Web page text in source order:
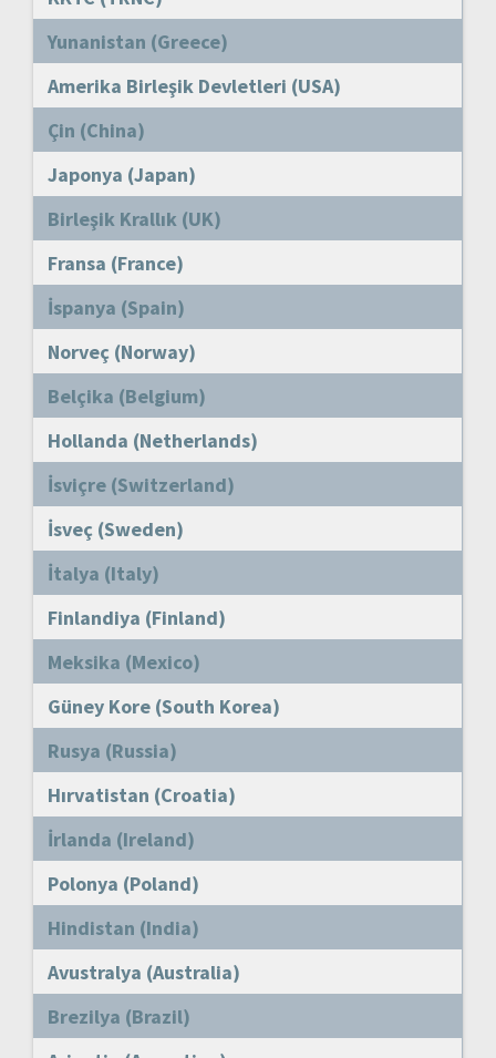
Yunanistan (Greece)
Amerika Birleşik Devletleri (USA)
Çin (China)
Japonya (Japan)
Birleşik Krallık (UK)
Fransa (France)
İspanya (Spain)
Norveç (Norway)
Belçika (Belgium)
Hollanda (Netherlands)
İsviçre (Switzerland)
İsveç (Sweden)
İtalya (Italy)
Finlandiya (Finland)
Meksika (Mexico)
Güney Kore (South Korea)
Rusya (Russia)
Hırvatistan (Croatia)
İrlanda (Ireland)
Polonya (Poland)
Hindistan (India)
Avustralya (Australia)
Brezilya (Brazil)